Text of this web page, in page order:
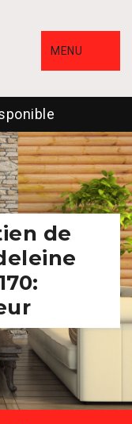
MENU
de